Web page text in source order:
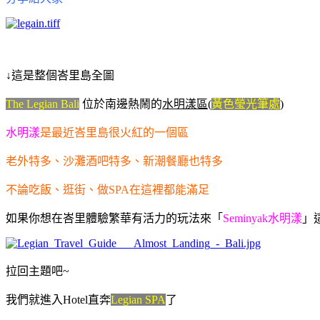
↓這是整個峇里島全圖
The Legian Bali 位於南邊熱鬧的水明漾區(黃色瑩光筆處)
水明漾是最近峇里島很火紅的一個區
老外特多、沙灘酒吧特多、新潮餐廳也特多
不論吃飯、逛街、做SPA在這裡都能滿足
如果你想在峇里體驗繁華有活力的玩法來「 Seminyak水明漾 」
拉回主題吧~
我們就進入Hotel直奔Legian SPA了